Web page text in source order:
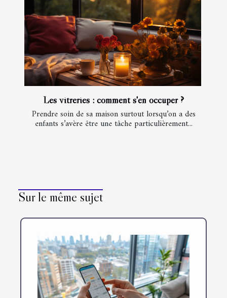
Les vitreries : comment s'en occuper ?
Prendre soin de sa maison surtout lorsqu’on a des
enfants s’avère être une tâche particulièrement...
Sur le même sujet